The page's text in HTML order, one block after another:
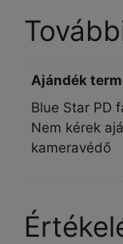
Ajándék
Blue Star PD
Nem kérek
kameravédő